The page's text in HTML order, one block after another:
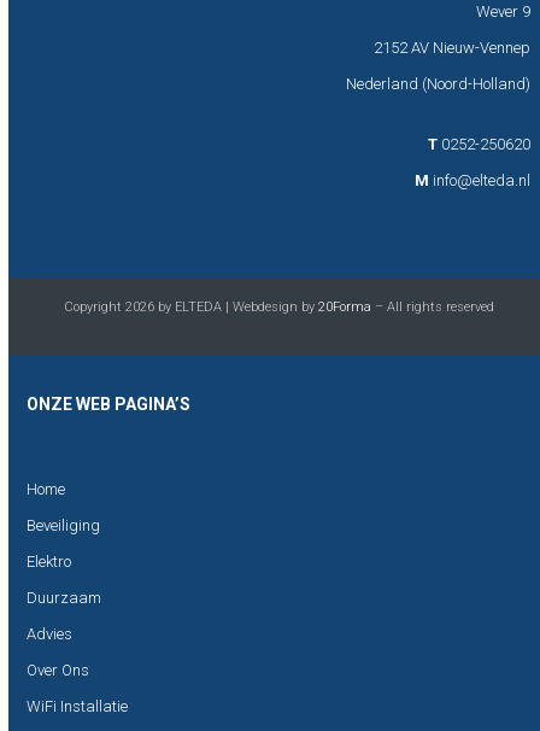
Wever 9
2152 AV Nieuw-Vennep
Nederland (Noord-Holland)
T 0252-250620
M info@elteda.nl
Copyright 2026 by ELTEDA | Webdesign by 20Forma – All rights reserved
ONZE WEB PAGINA’S
Home
Beveiliging
Elektro
Duurzaam
Advies
Over Ons
WiFi Installatie